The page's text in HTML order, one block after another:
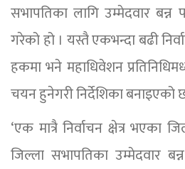
सभापतिका लागि उम्मेदवार बन्न
गरेको हो । यस्तै एकभन्दा बढी
हकमा भने महाधिवेशन
चयन हुनेगरी निर्देशिका बनाइएको
‘एक मात्रै निर्वाचन क्षेत्र भएका
जिल्ला सभापतिका उम्मेदवार